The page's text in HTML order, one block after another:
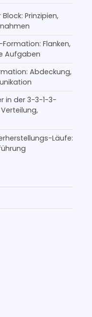
Prinzipien,
Flanken,
Aufgaben
Abdeckung,
in der 3-3-1-3-
Läufe: